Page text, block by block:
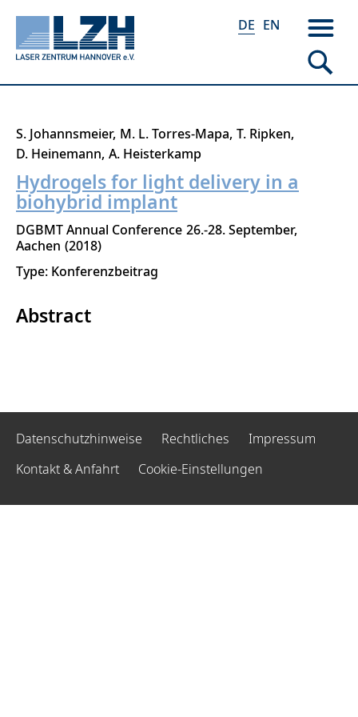
Direkt
zum
Inhalt
DE EN
S. Johannsmeier M. L. Torres-Mapa T. Ripken
D. Heinemann A. Heisterkamp
Hydrogels for light delivery in a
biohybrid implant
DGBMT Annual Conference 26.-28. September
Aachen 2018
Type: Konferenzbeitrag
Abstract
Datenschutzhinweise Rechtliches
Impressum
Kontakt & Anfahrt
Cookie-Einstellungen